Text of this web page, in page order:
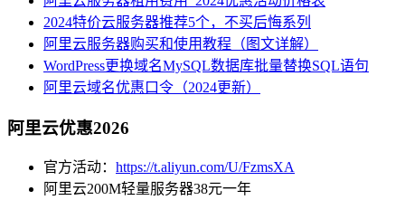
2024特价云服务器推荐5个，不买后悔系列
阿里云服务器购买和使用教程（图文详解）
WordPress更换域名MySQL数据库批量替换SQL语句
阿里云域名优惠口令（2024更新）
阿里云优惠2026
官方活动： https://t.aliyun.com/U/FzmsXA
阿里云200M轻量服务器38元一年